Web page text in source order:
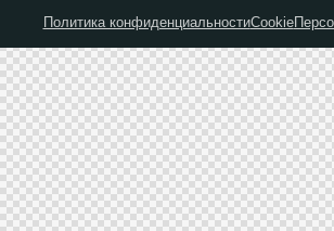
Политика конфиденциальностиCookie